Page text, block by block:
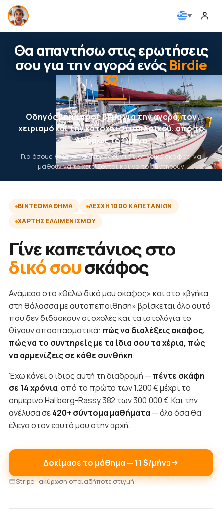
Θα απαντήσω στις ερωτήσεις
σου για την αγορά ενόςBirdie
32
Οδηγός βήμα προς βήμα για την αγορά, τον
χειρισμό και την κατοχή ιστιοπλοϊκού, από το
Άλφα ως το Ωμέγα
Για όσους θέλουν να αγοράσουν ιστιοπλοϊκό σκάφος, να
μάθουν να το χειρίζονται και να το συντηρούν
ΒΙΝΤΕΟΜΆΘΗΜΑ
ΛΈΣΧΗ 1000 ΚΑΠΕΤΆΝΙΩΝ
ΧΆΡΤΗΣ ΕΛΛΙΜΕΝΙΣΜΟΎ
Γίνε καπετάνιος στο
δικό σουσκάφος
Ανάμεσα στο «θέλω δικό μου σκάφος» και στο «βγήκα
στη θάλασσα με αυτοπεποίθηση» βρίσκεται όλο αυτό
που δεν διδάσκουν οι σχολές και τα ιστολόγια το
θίγουν αποσπασματικά: πώς να διαλέξεις σκάφος,
πώς να το συντηρείς με τα ίδια σου τα χέρια, πώς
να αρμενίζεις σε κάθε συνθήκη.
Έχω κάνει ο ίδιος αυτή τη διαδρομή — πέντε σκάφη
σε 14 χρόνια, από το πρώτο των 1.200 € μέχρι το
σημερινό Hallberg-Rassy 382 των 300.000 €. Και την
ανέλυσα σε420+ σύντομα μαθήματα — όλα όσα θα
έλεγα στον εαυτό μου στην αρχή.
Δοκίμασε το μάθημα — 11 $/μήνα
Stripe · ακύρωση οποιαδήποτε στιγμή